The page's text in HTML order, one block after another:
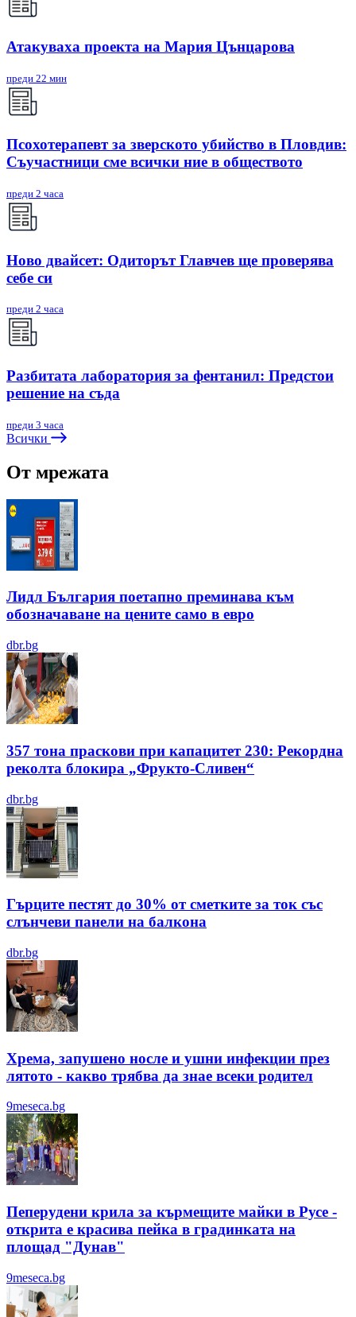
Атакуваха проекта на Мария Цънцарова
преди 22 мин
Псохотерапевт за зверското убийство в Пловдив:
Съучастници сме всички ние в обществото
преди 2 часа
Ново двайсет: Одиторът Главчев ще проверява
себе си
преди 2 часа
Разбитата лаборатория за фентанил: Предстои
решение на съда
преди 3 часа
Всички
От мрежата
Лидл България поетапно преминава към
обозначаване на цените само в евро
dbr.bg
357 тона праскови при капацитет 230: Рекордна
реколта блокира „Фрукто-Сливен“
dbr.bg
Гърците пестят до 30% от сметките за ток със
слънчеви панели на балкона
dbr.bg
Хрема, запушено носле и ушни инфекции през
лятотo - какво трябва да знае всеки родител
9meseca.bg
Пеперудени крила за кърмещите майки в Русе -
открита е красива пейка в градинката на
площад "Дунав"
9meseca.bg